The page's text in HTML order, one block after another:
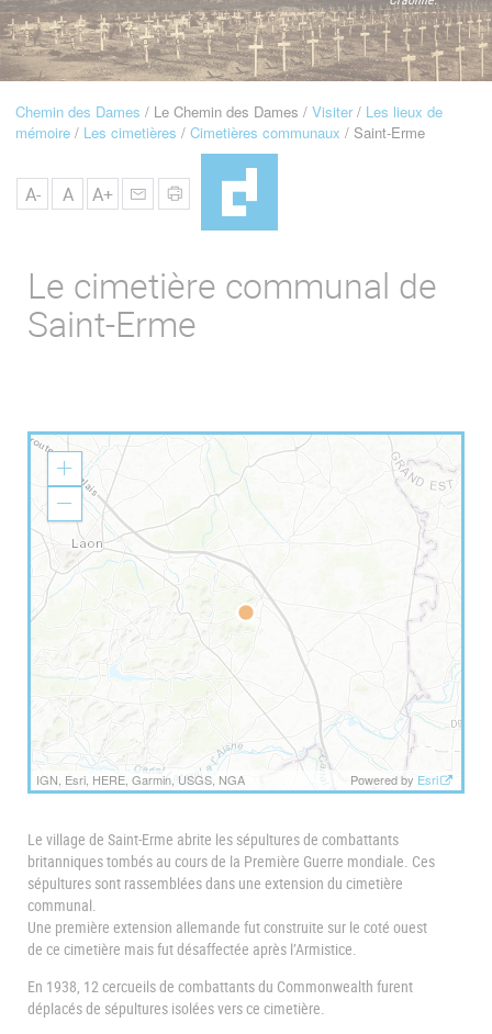
Navigation
Fil
Chemin des Dames Le Chemin des Dames Visiter
Les lieux de
mémoire
Les cimetières Cimetières communaux Saint-Erme
A- A A+
Le cimetière communal de
Saint-Erme
IGN, Esri, HERE, Garmin, USGS, NGA Powered by Esri
Z
o
o
m
o
o
m
O
u
Le village de Saint-Erme abrite les sépultures de combattants
britanniques tombés au cours de la Première Guerre mondiale. Ces
sépultures sont rassemblées dans une extension du cimetière
communal.
Une première extension allemande fut construite sur le coté ouest
de ce cimetière mais fut désaffectée après l’Armistice.
En 1938, 12 cercueils de combattants du Commonwealth furent
déplacés de sépultures isolées vers ce cimetière.